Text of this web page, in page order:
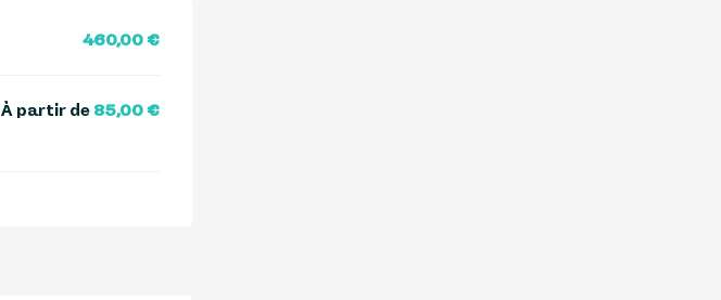
460,00 €
À partir de 85,00 €